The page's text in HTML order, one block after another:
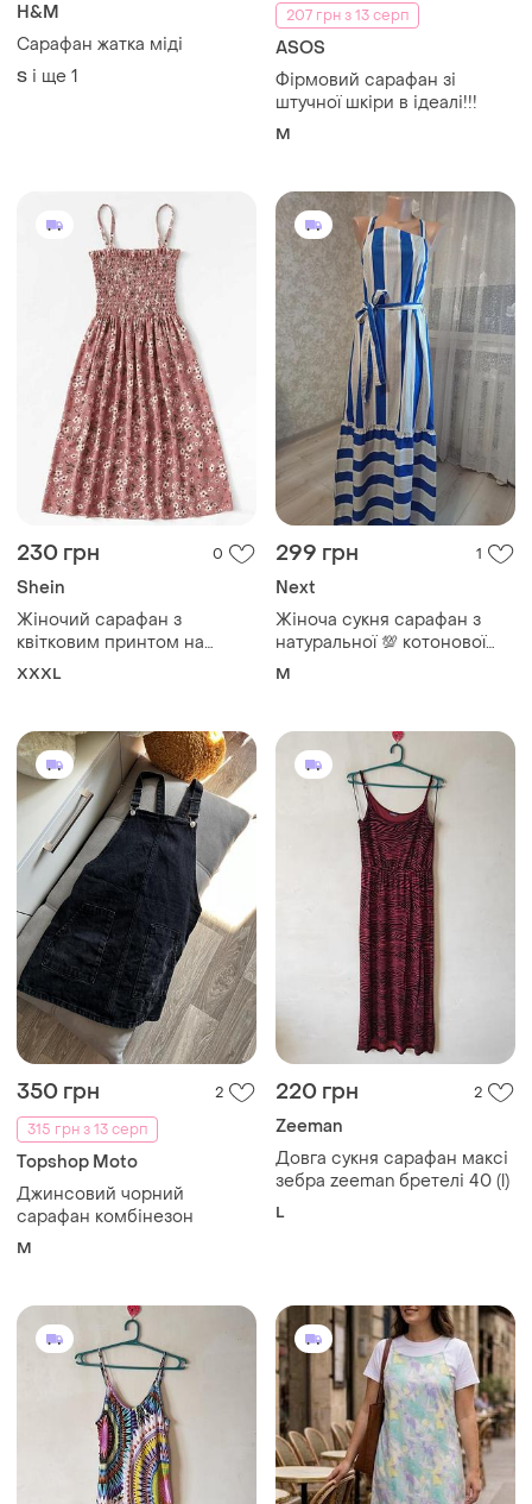
H&M
Сарафан жатка міді
S і ще 1
207 грн з 13 серп
ASOS
Фірмовий сарафан зі
штучної шкіри в ідеалі!!!
M
230 грн 0
Shein
Жіночий сарафан з
квітковим принтом на
бретельках, з резинкою на
XXXL
299 грн 1
Next
Жіноча сукня сарафан з
натуральної 💯 котонової
тканини, виробник індія
M
350 грн
2
315 грн з 13 серп
Topshop Moto
Джинсовий чорний
сарафан комбінезон
M
220 грн 2
Zeeman
Довга сукня сарафан максі
зебра zeeman бретелі 40 (l)
L